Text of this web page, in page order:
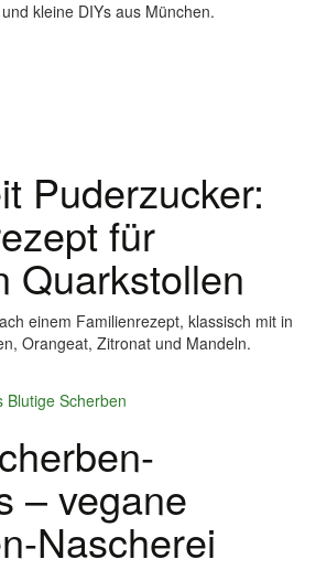
kleine DIYs aus München.
Puderzucker:
für
Quarkstollen
einem Familienrezept, klassisch mit in
Orangeat, Zitronat und Mandeln.
– vegane
Nascherei